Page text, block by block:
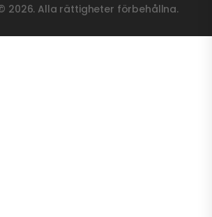
2026. Alla rättigheter förbehållna.